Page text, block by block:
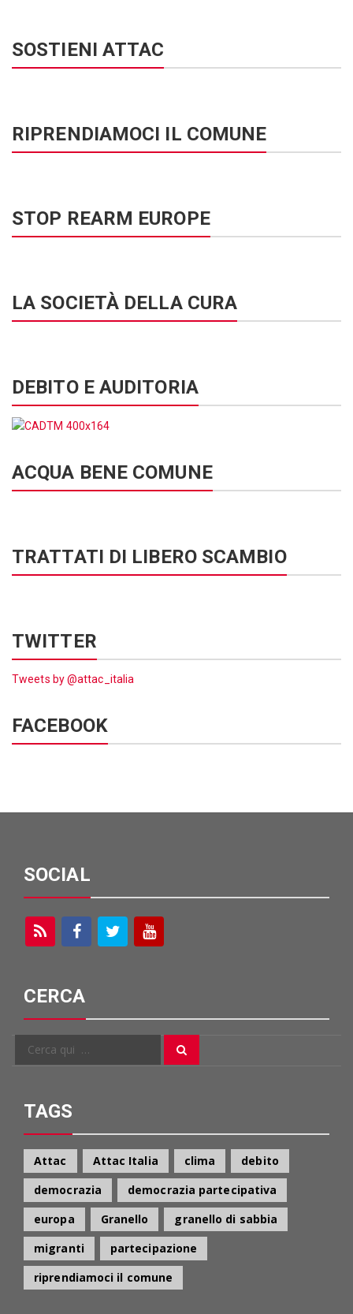
SOSTIENI ATTAC
RIPRENDIAMOCI IL COMUNE
STOP REARM EUROPE
LA SOCIETÀ DELLA CURA
DEBITO E AUDITORIA
ACQUA BENE COMUNE
TRATTATI DI LIBERO SCAMBIO
TWITTER
Tweets by @attac_italia
FACEBOOK
SOCIAL
CERCA
Cerca
TAGS
Attac Attac Italia clima
debito
democrazia
democrazia partecipativa
europa
Granello
granello di sabbia
migranti
partecipazione
riprendiamoci il comune